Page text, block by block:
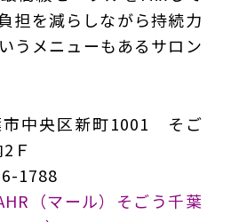
担を減らしながら持続力
うメニューもあるサロン
市中央区新町1001 そご
Ｆ
1788
（マール）そごう千葉